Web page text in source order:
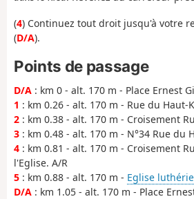
(4) Continuez tout droit jusqu'à votre
(D/A).
Points de passage
D/A : km 0 - alt. 170 m - Place Ernest
1 : km 0.26 - alt. 170 m - Rue du Haut-
2 : km 0.38 - alt. 170 m - Croisement
3 : km 0.48 - alt. 170 m - N°34 Rue du
4 : km 0.81 - alt. 170 m - Croisement
l'Eglise. A/R
5 : km 0.88 - alt. 170 m - Eglise
D/A : km 1.05 - alt. 170 m - Place